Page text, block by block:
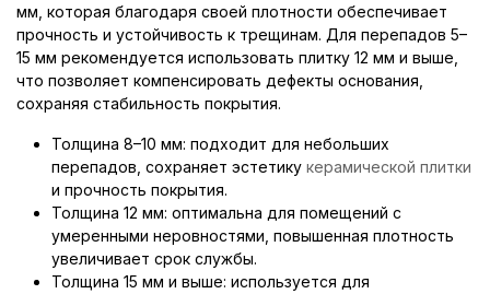
мм, которая благодаря своей плотности обеспечивает
прочность и устойчивость к трещинам. Для перепадов 5–
15 мм рекомендуется использовать плитку 12 мм и выше,
что позволяет компенсировать дефекты основания,
сохраняя стабильность покрытия.
Толщина 8–10 мм: подходит для небольших
перепадов, сохраняет эстетику керамической плитки
и прочность покрытия.
Толщина 12 мм: оптимальна для помещений с
умеренными неровностями, повышенная плотность
увеличивает срок службы.
Толщина 15 мм и выше: используется для